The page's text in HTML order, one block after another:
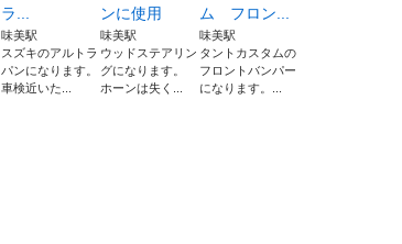
ラ...
味美駅
スズキのアルトラ
パンになります。
車検近いた...
ンに使用
味美駅
ウッドステアリン
グになります。
ホーンは失く...
ム フロン...
味美駅
タントカスタムの
フロントバンパー
になります。...